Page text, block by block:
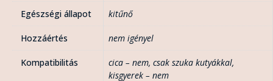
Egészségi állapot kitűnő
Hozzáértés nem igényel
Kompatibilitás cica – nem, csak szuka kutyákkal,
kisgyerek – nem